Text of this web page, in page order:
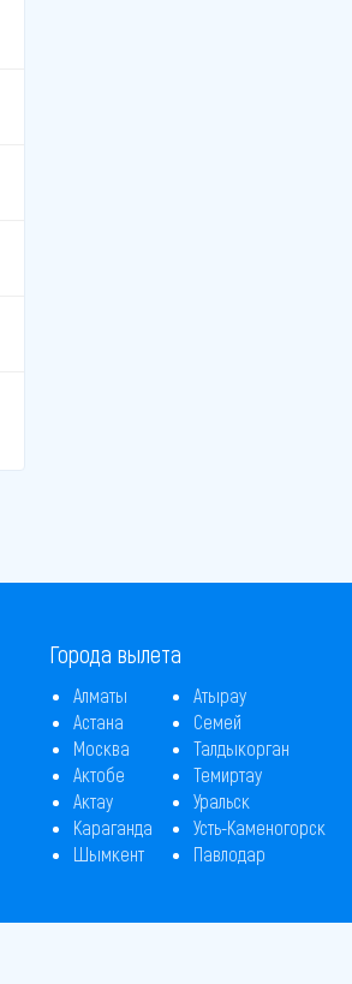
Города вылета
Алматы
Астана
Москва
Актобе
Актау
Караганда
Шымкент
Атырау
Семей
Талдыкорган
Темиртау
Уральск
Усть-Каменогорск
Павлодар